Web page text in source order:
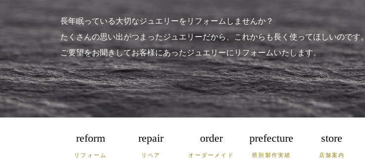
長年眠っている大切なジュエリーをリフォームしませんか？
たくさんの思い出がつまったジュエリーだから、これからも長く使ってほしいのです。
ご要望をお聞きしてお客様にあったジュエリーにリフォームいたします。
reform
リフォーム
repair
リペア
order
オーダーメイド
prefecture
県別製作実績
store
店舗案内